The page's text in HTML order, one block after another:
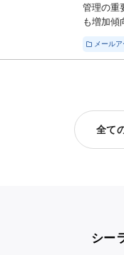
管理の重
も増加傾
メール
全て
シー